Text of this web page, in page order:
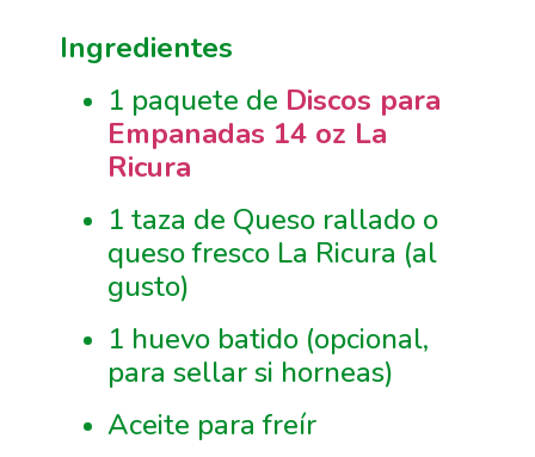
Ingredientes
1 paquete de Discos para
Empanadas 14 oz La
Ricura
1 taza de Queso rallado o
queso fresco La Ricura (al
gusto)
1 huevo batido (opcional,
para sellar si horneas)
Aceite para freír